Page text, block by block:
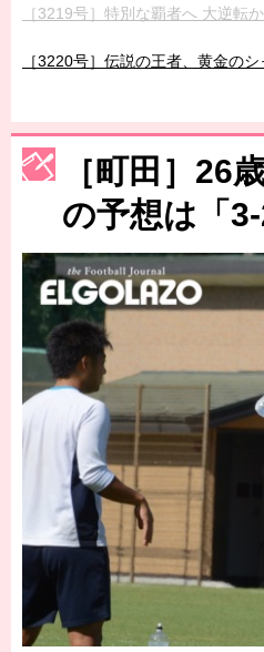
［3219号］特別な覇者へ 大逆転
［3220号］伝説の王者、黄金のシ
［3230号］世界一への夢は終わら
［3223号］一丸。日本出陣
［3222号］史上最大のW杯開幕
長谷川 アーリアジャスールさん
［町田］26
の予想は「